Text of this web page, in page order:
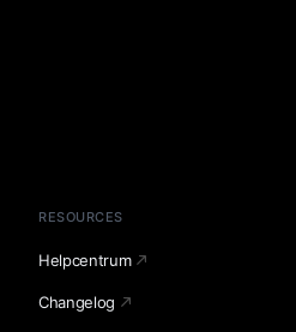
RESOURCES
Helpcentrum
Changelog